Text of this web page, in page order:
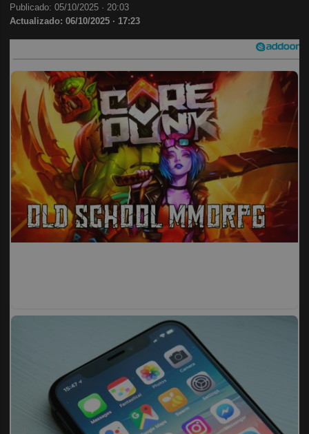
Publicado: 05/10/2025 · 20:03
Actualizado: 06/10/2025 · 17:23